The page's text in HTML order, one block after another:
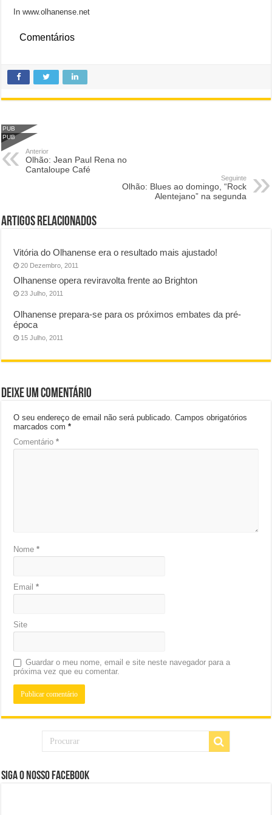
In www.olhanense.net
Comentários
PUB
PUB
Anterior
Olhão: Jean Paul Rena no
Cantaloupe Café
Seguinte
Olhão: Blues ao domingo, “Rock
Alentejano” na segunda
Artigos Relacionados
Vitória do Olhanense era o resultado mais ajustado!
20 Dezembro, 2011
Olhanense opera reviravolta frente ao Brighton
23 Julho, 2011
Olhanense prepara-se para os próximos embates da pré-
época
15 Julho, 2011
Deixe um comentário
O seu endereço de email não será publicado. Campos obrigatórios
marcados com*
Comentário*
Nome*
Email*
Site
Guardar o meu nome, email e site neste navegador para a
próxima vez que eu comentar.
Siga o nosso Facebook